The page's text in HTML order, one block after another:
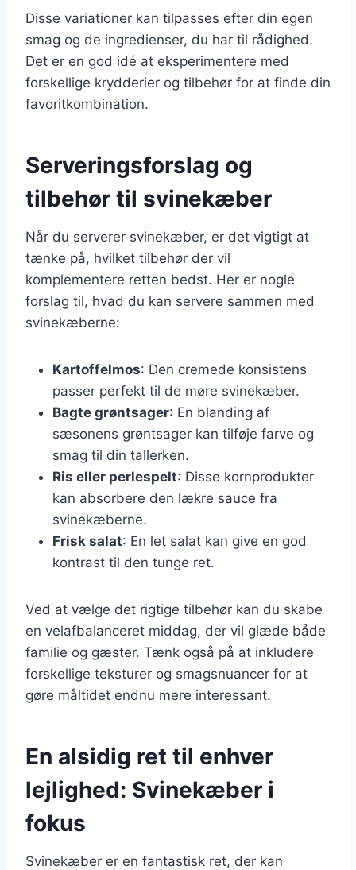
Disse variationer kan tilpasses efter din egen
smag og de ingredienser, du har til rådighed.
Det er en god idé at eksperimentere med
forskellige krydderier og tilbehør for at finde din
favoritkombination.
Serveringsforslag og
tilbehør til svinekæber
Når du serverer svinekæber, er det vigtigt at
tænke på, hvilket tilbehør der vil
komplementere retten bedst. Her er nogle
forslag til, hvad du kan servere sammen med
svinekæberne:
Kartoffelmos: Den cremede konsistens
passer perfekt til de møre svinekæber.
Bagte grøntsager: En blanding af
sæsonens grøntsager kan tilføje farve og
smag til din tallerken.
Ris eller perlespelt: Disse kornprodukter
kan absorbere den lækre sauce fra
svinekæberne.
Frisk salat: En let salat kan give en god
kontrast til den tunge ret.
Ved at vælge det rigtige tilbehør kan du skabe
en velafbalanceret middag, der vil glæde både
familie og gæster. Tænk også på at inkludere
forskellige teksturer og smagsnuancer for at
gøre måltidet endnu mere interessant.
En alsidig ret til enhver
lejlighed: Svinekæber i
fokus
Svinekæber er en fantastisk ret, der kan